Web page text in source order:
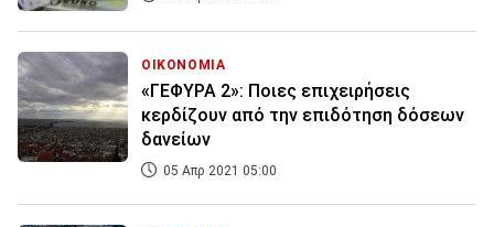
ΟΙΚΟΝΟΜΙΑ
«ΓΕΦΥΡΑ 2»: Ποιες επιχειρήσεις
κερδίζουν από την επιδότηση δόσεων
δανείων
05 Απρ 2021 05:00